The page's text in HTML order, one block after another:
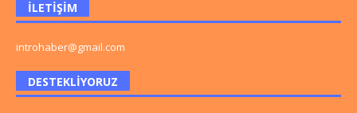
İLETIŞIM
introhaber@gmail.com
DESTEKLIYORUZ